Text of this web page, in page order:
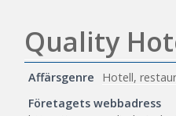
Quality
Affärsgenre
Hotell,
Företagets webbadress